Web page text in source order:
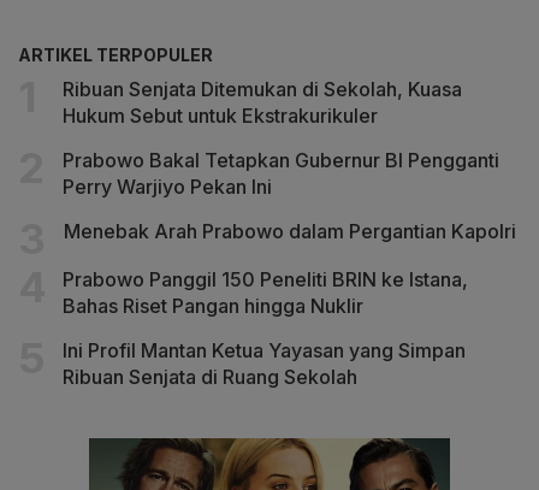
ARTIKEL TERPOPULER
Ribuan Senjata Ditemukan di Sekolah, Kuasa
Hukum Sebut untuk Ekstrakurikuler
Prabowo Bakal Tetapkan Gubernur BI Pengganti
Perry Warjiyo Pekan Ini
Menebak Arah Prabowo dalam Pergantian Kapolri
Prabowo Panggil 150 Peneliti BRIN ke Istana,
Bahas Riset Pangan hingga Nuklir
Ini Profil Mantan Ketua Yayasan yang Simpan
Ribuan Senjata di Ruang Sekolah